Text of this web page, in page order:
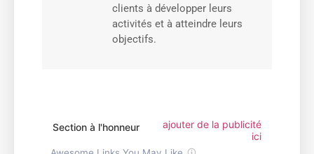
clients à développer leurs
activités et à atteindre leurs
objectifs.
Section à l'honneur
ajouter de la publicité
ici